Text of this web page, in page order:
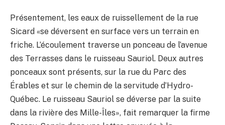
Présentement, les eaux de ruissellement de la rue
Sicard «se déversent en surface vers un terrain en
friche. L’écoulement traverse un ponceau de l’avenue
des Terrasses dans le ruisseau Sauriol. Deux autres
ponceaux sont présents, sur la rue du Parc des
Érables et sur le chemin de la servitude d’Hydro-
Québec. Le ruisseau Sauriol se déverse par la suite
dans la rivière des Mille-Îles», fait remarquer la firme